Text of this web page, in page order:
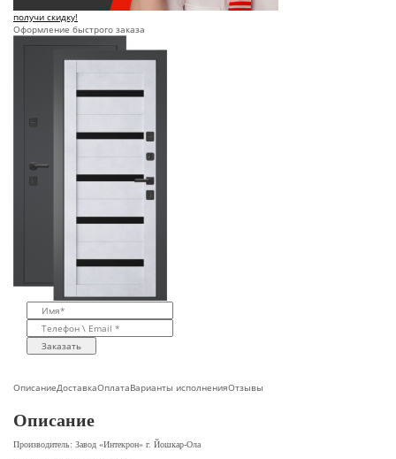
получи скидку!
Оформление быстрого заказа
Заказать
ОписаниеДоставкаОплатаВарианты исполненияОтзывы
Описание
Производитель: Завод «Интекрон» г. Йошкар-Ола